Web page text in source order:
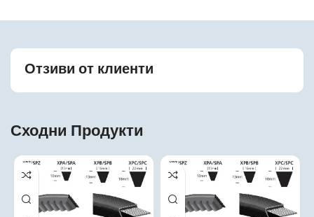
Отзиви от клиенти
Сходни Продукти